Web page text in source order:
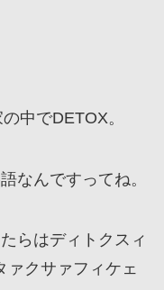
中でDETOX。
なんですってね。
らはディトクスィ
ァクサァフィケェ